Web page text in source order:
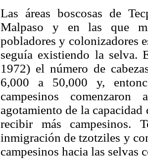
Las áreas boscosas de
Malpaso y en las que
pobladores y colonizadores
seguía existiendo la selva.
1972) el número de
6,000 a 50,000 y,
campesinos
agotamiento de la
recibir más campesinos.
inmigración de tzotziles y
campesinos hacia las selvas